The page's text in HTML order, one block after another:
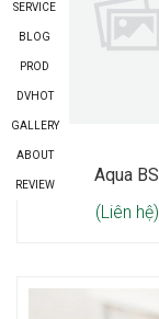
Aqua BS
(Liên hệ)
SERVICE
BLOG
PROD
DVHOT
GALLERY
ABOUT
REVIEW